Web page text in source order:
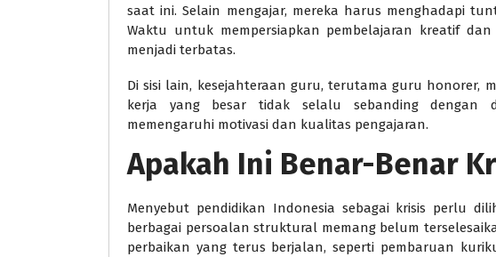
saat ini. Selain mengajar, mereka harus menghadapi
Waktu untuk mempersiapkan pembelajaran kreatif
menjadi terbatas.
Di sisi lain, kesejahteraan guru, terutama guru honorer,
kerja yang besar tidak selalu sebanding dengan
memengaruhi motivasi dan kualitas pengajaran.
Apakah Ini Benar-Benar
Menyebut pendidikan Indonesia sebagai krisis perlu
berbagai persoalan struktural memang belum
perbaikan yang terus berjalan, seperti pembaruan